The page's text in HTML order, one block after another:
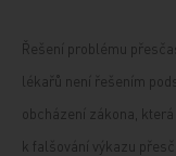
Řešení problému
lékařů není řešením
obcházení zákona,
k falšování výkazu